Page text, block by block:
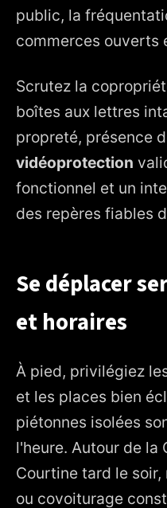
public, la
commerces ouverts
Scrutez la
boîtes aux lettres
propreté, présence
vidéoprotection
fonctionnel et un
des repères fiables
Se déplacer
et horaires
À pied, privilégiez
et les places bien
piétonnes isolées
l'heure. Autour de la
Courtine tard le soir,
ou covoiturage